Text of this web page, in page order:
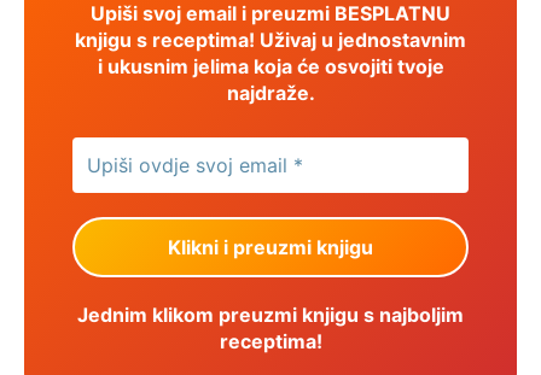
Upiši svoj email i preuzmi BESPLATNU
knjigu s receptima! Uživaj u jednostavnim
i ukusnim jelima koja će osvojiti tvoje
najdraže.
Jednim klikom preuzmi knjigu s najboljim
receptima!